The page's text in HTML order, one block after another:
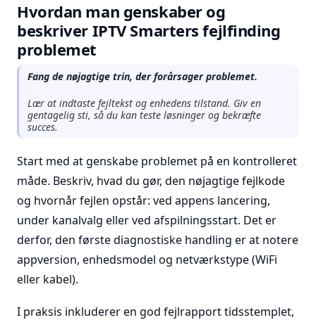
Hvordan man genskaber og
beskriver IPTV Smarters fejlfinding
problemet
Fang de nøjagtige trin, der forårsager problemet.
Lær at indtaste fejltekst og enhedens tilstand. Giv en
gentagelig sti, så du kan teste løsninger og bekræfte
succes.
Start med at genskabe problemet på en kontrolleret
måde. Beskriv, hvad du gør, den nøjagtige fejlkode
og hvornår fejlen opstår: ved appens lancering,
under kanalvalg eller ved afspilningsstart. Det er
derfor, den første diagnostiske handling er at notere
appversion, enhedsmodel og netværkstype (WiFi
eller kabel).
I praksis inkluderer en god fejlrapport tidsstemplet,